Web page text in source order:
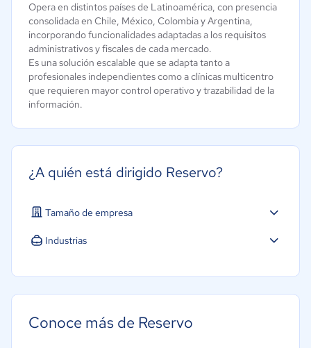
Opera en distintos países de Latinoamérica, con presencia
consolidada en Chile, México, Colombia y Argentina,
incorporando funcionalidades adaptadas a los requisitos
administrativos y fiscales de cada mercado.
Es una solución escalable que se adapta tanto a
profesionales independientes como a clínicas multicentro
que requieren mayor control operativo y trazabilidad de la
información.
¿A quién está dirigido Reservo?
Tamaño de empresa
Pequeña: 10 a 49 trabajadores
Industrias
Conoce más de Reservo